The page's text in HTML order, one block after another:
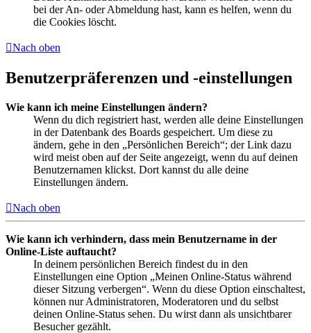
bei der An- oder Abmeldung hast, kann es helfen, wenn du
die Cookies löscht.
Nach oben
Benutzerpräferenzen und -einstellungen
Wie kann ich meine Einstellungen ändern?
Wenn du dich registriert hast, werden alle deine Einstellungen
in der Datenbank des Boards gespeichert. Um diese zu
ändern, gehe in den „Persönlichen Bereich“; der Link dazu
wird meist oben auf der Seite angezeigt, wenn du auf deinen
Benutzernamen klickst. Dort kannst du alle deine
Einstellungen ändern.
Nach oben
Wie kann ich verhindern, dass mein Benutzername in der
Online-Liste auftaucht?
In deinem persönlichen Bereich findest du in den
Einstellungen eine Option „Meinen Online-Status während
dieser Sitzung verbergen“. Wenn du diese Option einschaltest,
können nur Administratoren, Moderatoren und du selbst
deinen Online-Status sehen. Du wirst dann als unsichtbarer
Besucher gezählt.